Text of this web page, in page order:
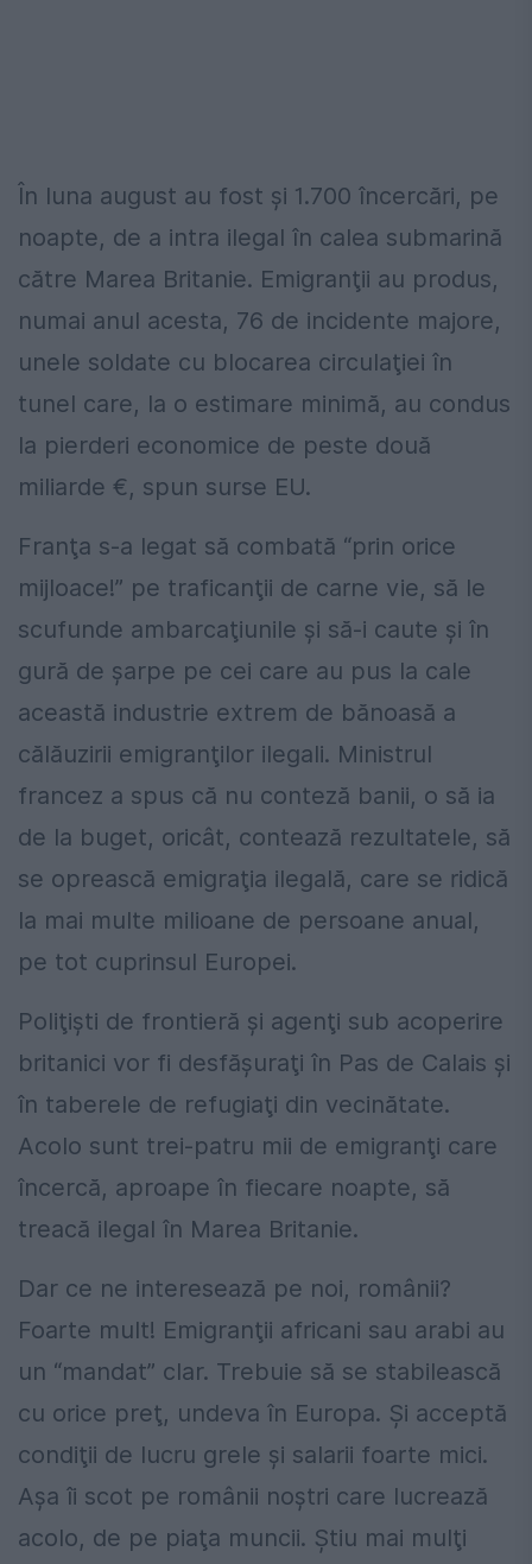
În luna august au fost şi 1.700 încercări, pe
noapte, de a intra ilegal în calea submarină
către Marea Britanie. Emigranţii au produs,
numai anul acesta, 76 de incidente majore,
unele soldate cu blocarea circulaţiei în
tunel care, la o estimare minimă, au condus
la pierderi economice de peste două
miliarde €, spun surse EU.
Franţa s-a legat să combată “prin orice
mijloace!” pe traficanţii de carne vie, să le
scufunde ambarcaţiunile şi să-i caute şi în
gură de şarpe pe cei care au pus la cale
această industrie extrem de bănoasă a
călăuzirii emigranţilor ilegali. Ministrul
francez a spus că nu conteză banii, o să ia
de la buget, oricât, contează rezultatele, să
se oprească emigraţia ilegală, care se ridică
la mai multe milioane de persoane anual,
pe tot cuprinsul Europei.
Poliţişti de frontieră şi agenţi sub acoperire
britanici vor fi desfăşuraţi în Pas de Calais şi
în taberele de refugiaţi din vecinătate.
Acolo sunt trei-patru mii de emigranţi care
încercă, aproape în fiecare noapte, să
treacă ilegal în Marea Britanie.
Dar ce ne interesează pe noi, românii?
Foarte mult! Emigranţii africani sau arabi au
un “mandat” clar. Trebuie să se stabilească
cu orice preţ, undeva în Europa. Şi acceptă
condiţii de lucru grele şi salarii foarte mici.
Aşa îi scot pe românii noştri care lucrează
acolo, de pe piaţa muncii. Ştiu mai mulţi